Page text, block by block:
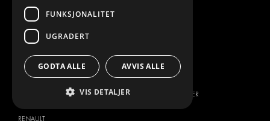
IVECO
MAN
MERCEDES
NISSAN
RENAULT
BLI EN PARTNER
JOBBMULIGHETER
FUNKSJONALITET
UGRADERT
GODTA ALLE AVVIS ALLE
VIS DETALJER